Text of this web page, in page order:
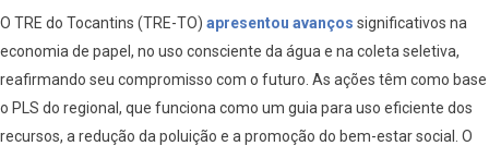
O TRE do Tocantins (TRE-TO) apresentou avanços significativos na
economia de papel, no uso consciente da água e na coleta seletiva,
reafirmando seu compromisso com o futuro. As ações têm como base
o PLS do regional, que funciona como um guia para uso eficiente dos
recursos, a redução da poluição e a promoção do bem-estar social. O